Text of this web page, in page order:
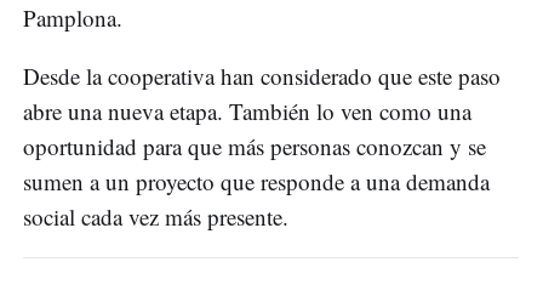
Pamplona.
Desde la cooperativa han considerado que este paso
abre una nueva etapa. También lo ven como una
oportunidad para que más personas conozcan y se
sumen a un proyecto que responde a una demanda
social cada vez más presente.